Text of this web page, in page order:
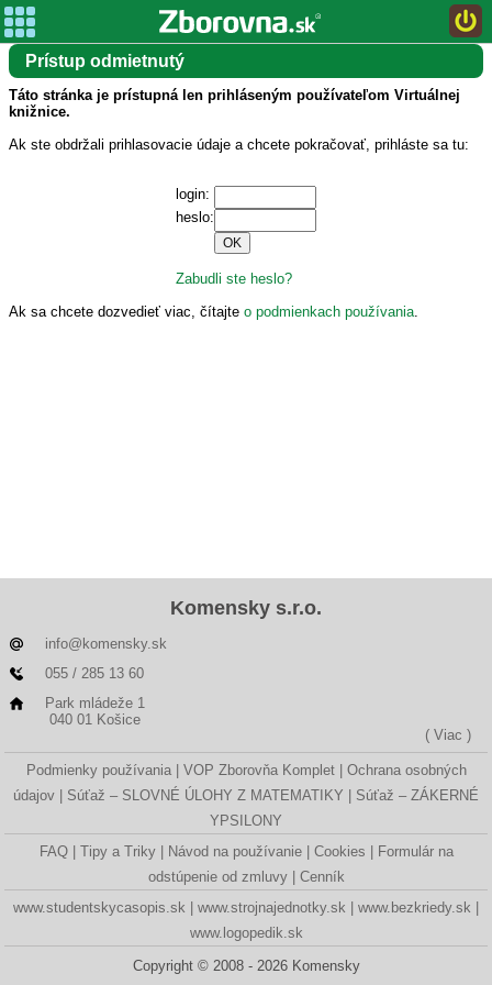
Prístup odmietnutý
Táto stránka je prístupná len prihláseným používateľom Virtuálnej
knižnice.
Ak ste obdržali prihlasovacie údaje a chcete pokračovať, prihláste sa tu:
login:
heslo:
Zabudli ste heslo?
Ak sa chcete dozvedieť viac, čítajte o podmienkach používania.
Komensky s.r.o.
info@komensky.sk
055 / 285 13 60
Park mládeže 1
040 01 Košice
( Viac )
Podmienky používania VOP Zborovňa Komplet
Ochrana osobných
údajov
Súťaž – SLOVNÉ ÚLOHY Z MATEMATIKY
Súťaž – ZÁKERNÉ
YPSILONY
FAQ
Tipy a Triky Návod na používanie Cookies
Formulár na
odstúpenie od zmluvy
Cenník
www.studentskycasopis.sk
www.strojnajednotky.sk
www.bezkriedy.sk
www.logopedik.sk
Copyright © 2008 - 2026 Komensky